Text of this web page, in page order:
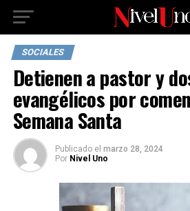
SOCIALES
Detienen a pastor y
evangélicos por
Semana Santa
Publicado el marzo 28, 2024
Por Nivel Uno